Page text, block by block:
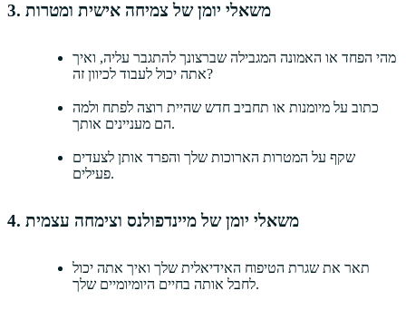
3. משאלי יומן של צמיחה אישית ומטרות
מהי הפחד או האמונה המגבילה שברצונך להתגבר עליה, ואיך
אתה יכול לעבוד לכיוון זה?
כתוב על מיומנות או תחביב חדש שהיית רוצה לפתח ולמה
הם מעניינים אותך.
שקף על המטרות הארוכות שלך והפרד אותן לצעדים
פעילים.
4. משאלי יומן של מיינדפולנס וצימחה עצמית
תאר את שגרת הטיפוח האידיאלית שלך ואיך אתה יכול
לחבל אותה בחיים היומיומיים שלך.